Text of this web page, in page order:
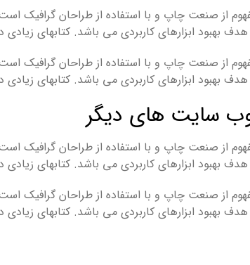
از صنعت چاپ و با استفاده از طراحان گرافیک
با هدف بهبود ابزارهای کاربردی می باشد.
از صنعت چاپ و با استفاده از طراحان گرافیک
با هدف بهبود ابزارهای کاربردی می باشد.
سایت های دیگر
از صنعت چاپ و با استفاده از طراحان گرافیک
با هدف بهبود ابزارهای کاربردی می باشد.
از صنعت چاپ و با استفاده از طراحان گرافیک
با هدف بهبود ابزارهای کاربردی می باشد.